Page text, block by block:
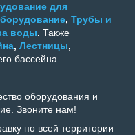
для
, Трубы и
воды. Также
, Лестницы,
бассейна.
оборудования и
Звоните нам!
по всей территории